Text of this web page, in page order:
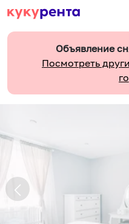
Объявление
Посмотреть